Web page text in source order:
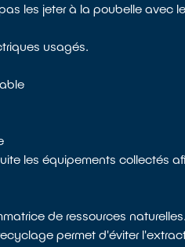
les jeter à la poubelle avec
usagés.
les équipements collectés
de ressources
permet d'éviter